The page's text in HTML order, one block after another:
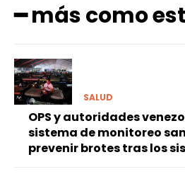
━ más como
SALUD
OPS y autoridades
sistema de monitoreo
prevenir brotes tras los